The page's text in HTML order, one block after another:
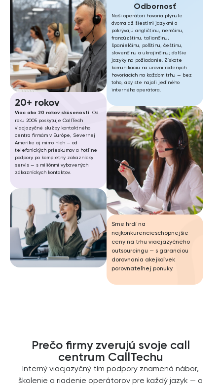
20+ rokov
Viac ako 20 rokov skúseností: Od
roku 2005 poskytuje CallTech
viacjazyčné služby kontaktného
centra firmám v Európe, Severnej
Amerike aj mimo nich — od
telefonických prieskumov a hotline
podpory po kompletný zákaznícky
servis — s miliónmi vybavených
zákazníckych kontaktov.
Odbornosť
Naši operátori hovoria plynule
dvoma až šiestimi jazykmi a
pokrývajú angličtinu, nemčinu,
francúzštinu, taliančinu,
španielčinu, poľštinu, češtinu,
slovenčinu a ukrajinčinu; ďalšie
jazyky na požiadanie. Získate
komunikáciu na úrovni rodených
hovoriacich na každom trhu — bez
toho, aby ste najali jediného
interného operátora.
Sme hrdí na
najkonkurencieschopnejšie
ceny na trhu viacjazyčného
outsourcingu — s garanciou
dorovnania akejkoľvek
porovnateľnej ponuky.
Prečo firmy zverujú svoje call
centrum CallTechu
Interný viacjazyčný tím podpory znamená nábor,
školenie a riadenie operátorov pre každý jazyk — a